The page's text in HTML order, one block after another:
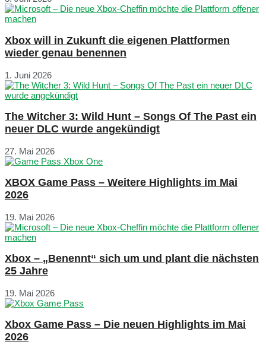
Xbox will in Zukunft die eigenen Plattformen
wieder genau benennen
1. Juni 2026
The Witcher 3: Wild Hunt – Songs Of The Past ein
neuer DLC wurde angekündigt
27. Mai 2026
XBOX Game Pass – Weitere Highlights im Mai
2026
19. Mai 2026
Xbox – „Benennt“ sich um und plant die nächsten
25 Jahre
19. Mai 2026
Xbox Game Pass – Die neuen Highlights im Mai
2026